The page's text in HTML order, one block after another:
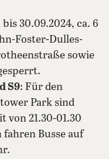
30.09.2024, ca. 6
Foster-Dulles-
sowie
S9: Für den
Park sind
21.30-01.30
Busse auf